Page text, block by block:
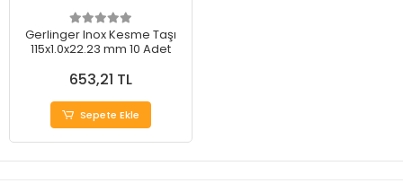
Gerlinger Inox Kesme Taşı
115x1.0x22.23 mm 10 Adet
653,21 TL
Sepete Ekle